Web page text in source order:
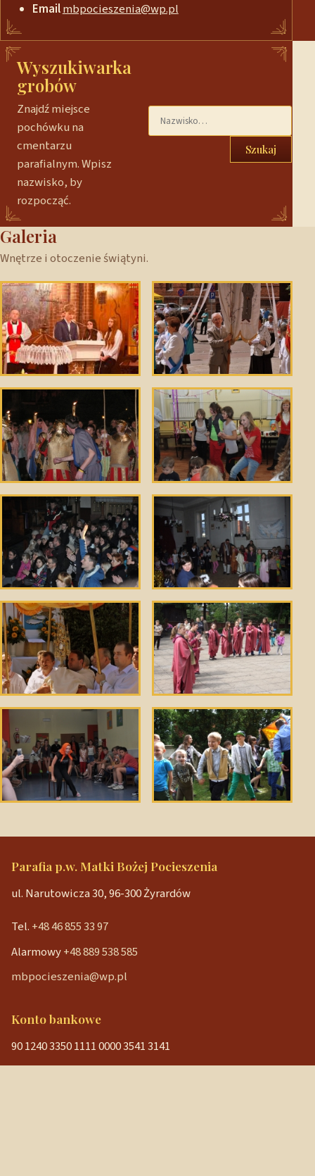
Emailmbpocieszenia@wp.pl
Wyszukiwarka
grobów
Znajdź miejsce
pochówku na
cmentarzu
parafialnym. Wpisz
nazwisko, by
rozpocząć.
Szukaj
Galeria
Wnętrze i otoczenie świątyni.
Parafia p.w. Matki Bożej Pocieszenia
ul. Narutowicza 30, 96-300 Żyrardów
Tel. +48 46 855 33 97
Alarmowy+48 889 538 585
mbpocieszenia@wp.pl
Konto bankowe
90 1240 3350 1111 0000 3541 3141